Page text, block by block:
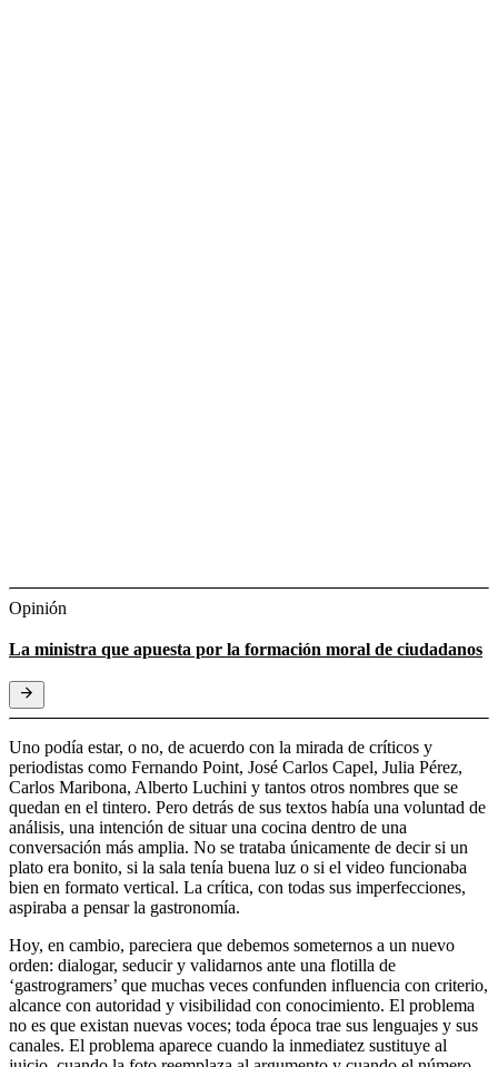
Opinión
La ministra que apuesta por la formación moral de ciudadanos
Uno podía estar, o no, de acuerdo con la mirada de críticos y
periodistas como Fernando Point, José Carlos Capel, Julia Pérez,
Carlos Maribona, Alberto Luchini y tantos otros nombres que se
quedan en el tintero. Pero detrás de sus textos había una voluntad de
análisis, una intención de situar una cocina dentro de una
conversación más amplia. No se trataba únicamente de decir si un
plato era bonito, si la sala tenía buena luz o si el video funcionaba
bien en formato vertical. La crítica, con todas sus imperfecciones,
aspiraba a pensar la gastronomía.
Hoy, en cambio, pareciera que debemos someternos a un nuevo
orden: dialogar, seducir y validarnos ante una flotilla de
‘gastrogramers’ que muchas veces confunden influencia con criterio,
alcance con autoridad y visibilidad con conocimiento. El problema
no es que existan nuevas voces; toda época trae sus lenguajes y sus
canales. El problema aparece cuando la inmediatez sustituye al